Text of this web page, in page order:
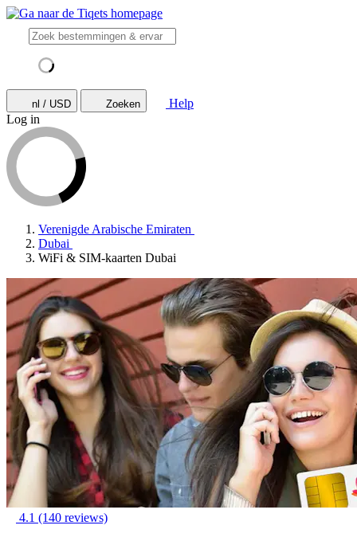
nl / USD Zoeken
Help
Log in
Verenigde Arabische Emiraten
Dubai
WiFi & SIM-kaarten Dubai
4.1 (140 reviews)